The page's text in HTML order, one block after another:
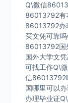
Q\微信
86013792有
86013792办
买文凭可靠
86013792国
国外大学文
可找工作Q\
信86013792
国哪里可以
办理毕业证